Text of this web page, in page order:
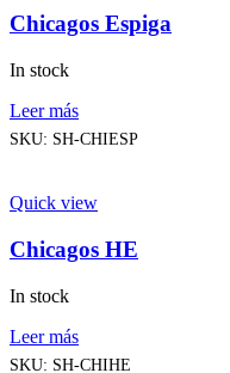
Chicagos Espiga
In stock
Leer más
SKU: SH-CHIESP
Quick view
Chicagos HE
In stock
Leer más
SKU: SH-CHIHE